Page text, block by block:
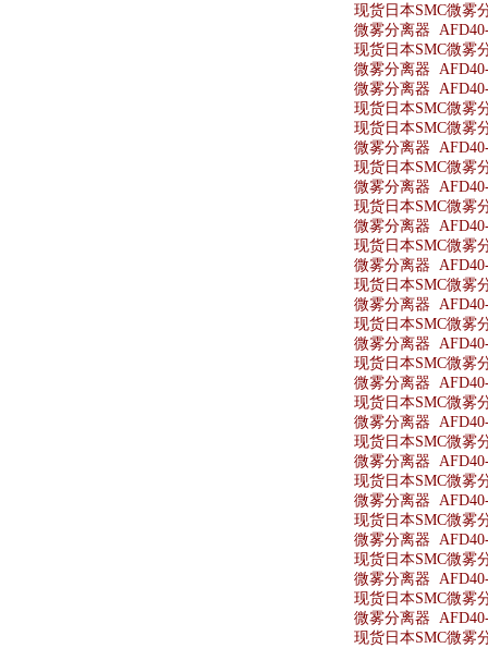
现货日本SMC微雾
微雾分离器
现货日本SMC微雾
微雾分离器
微雾分离器
现货日本SMC微雾
现货日本SMC微雾
微雾分离器
现货日本SMC微雾
微雾分离器
现货日本SMC微雾
微雾分离器
现货日本SMC微雾
微雾分离器
现货日本SMC微雾
微雾分离器
现货日本SMC微雾
微雾分离器
现货日本SMC微雾
微雾分离器
现货日本SMC微雾
微雾分离器
现货日本SMC微雾
微雾分离器
现货日本SMC微雾
微雾分离器
现货日本SMC微雾
微雾分离器
现货日本SMC微雾
微雾分离器
现货日本SMC微雾
微雾分离器
现货日本SMC微雾